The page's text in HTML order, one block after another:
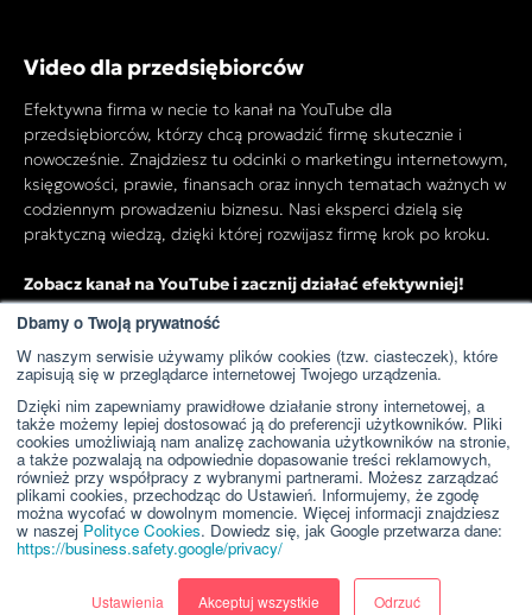
Dbamy o Twoją prywatność
W naszym serwisie używamy plików cookies (tzw. ciasteczek), które
zapisują się w przeglądarce internetowej Twojego urządzenia.
Dzięki nim zapewniamy prawidłowe działanie strony internetowej, a
także możemy lepiej dostosować ją do preferencji użytkowników. Pliki
cookies umożliwiają nam analizę zachowania użytkowników na stronie,
a także pozwalają na odpowiednie dopasowanie treści reklamowych,
również przy współpracy z wybranymi partnerami. Możesz zarządzać
plikami cookies, przechodząc do Ustawień. Informujemy, że zgodę
można wycofać w dowolnym momencie. Więcej informacji znajdziesz
w naszejPolityce Cookies. Dowiedz się, jak Google przetwarza dane:
https://business.safety.google/privacy/
Ustawienia Akceptuj wszystkie Odrzuć
Video dla przedsiębiorców
Efektywna firma w necie to kanał na YouTube dla
przedsiębiorców, którzy chcą prowadzić firmę skutecznie i
nowocześnie. Znajdziesz tu odcinki o marketingu internetowym,
księgowości, prawie, finansach oraz innych tematach ważnych w
codziennym prowadzeniu biznesu. Nasi eksperci dzielą się
praktyczną wiedzą, dzięki której rozwijasz firmę krok po kroku.
Zobacz kanał na YouTube i zacznij działać efektywniej!
Przejdź do kanału YouTube